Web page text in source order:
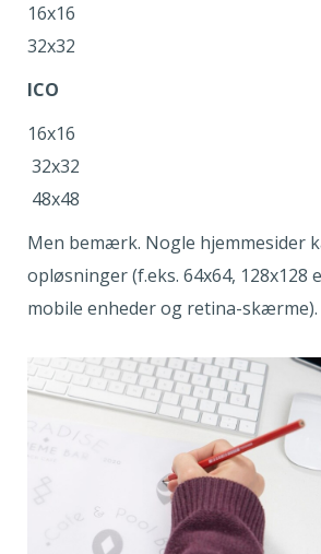
16x16
32x32
ICO
16x16
32x32
48x48
Men bemærk. Nogle hjemmesider
opløsninger (f.eks. 64x64, 128x128
mobile enheder og retina-skærme).